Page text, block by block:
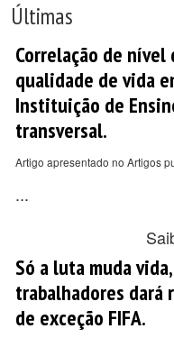
Últimas
Correlação de
qualidade de vida
Instituição de
transversal.
Artigo apresentado no Artigos
...
Só a luta muda
trabalhadores dará
de exceção FIFA.